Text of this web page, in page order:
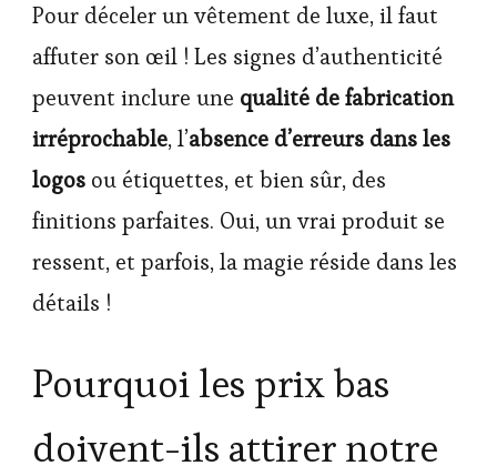
Pour déceler un vêtement de luxe, il faut
affuter son œil ! Les signes d’authenticité
peuvent inclure une qualité de fabrication
irréprochable, l’absence d’erreurs dans les
logos ou étiquettes, et bien sûr, des
finitions parfaites. Oui, un vrai produit se
ressent, et parfois, la magie réside dans les
détails !
Pourquoi les prix bas
doivent-ils attirer notre